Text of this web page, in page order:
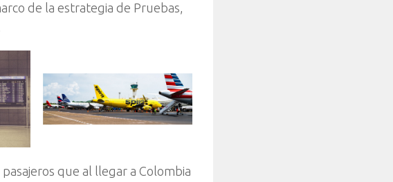
de la estrategia de Pruebas,
que al llegar a Colombia